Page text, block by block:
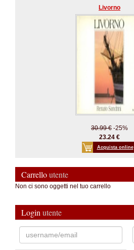
Livorno
30.99 € -25%
23.24 €
Acquista online
Carrelloutente
Non ci sono oggetti nel tuo carrello
Login utente